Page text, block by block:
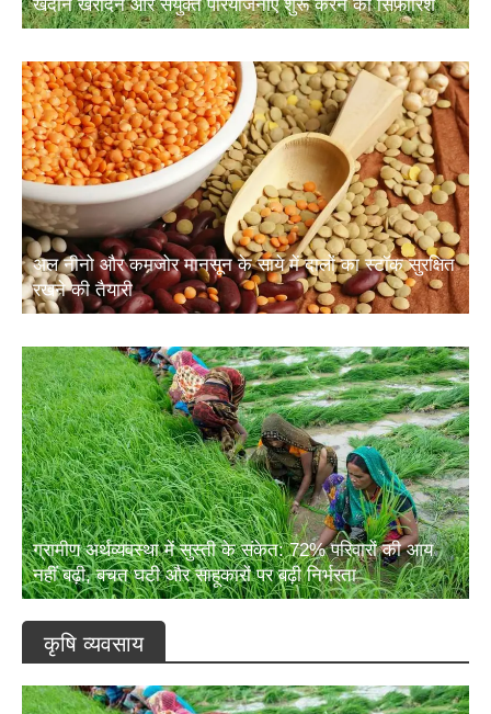
खदानें खरीदने और संयुक्त परियोजनाएं शुरू करने की सिफारिश
अल नीनो और कमजोर मानसून के साये में दालों का स्टॉक सुरक्षित
रखने की तैयारी
ग्रामीण अर्थव्यवस्था में सुस्ती के संकेत: 72% परिवारों की आय
नहीं बढ़ी, बचत घटी और साहूकारों पर बढ़ी निर्भरता
कृषि व्यवसाय